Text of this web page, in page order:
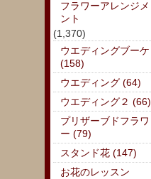
フラワーアレンジメ
ント
(1,370)
ウエディングブーケ
(158)
ウエディング (64)
ウエディング２ (66)
プリザーブドフラワ
ー (79)
スタンド花 (147)
お花のレッスン